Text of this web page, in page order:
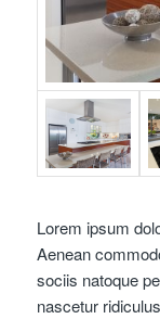
Lorem ipsum
Aenean
sociis natoque
nascetur